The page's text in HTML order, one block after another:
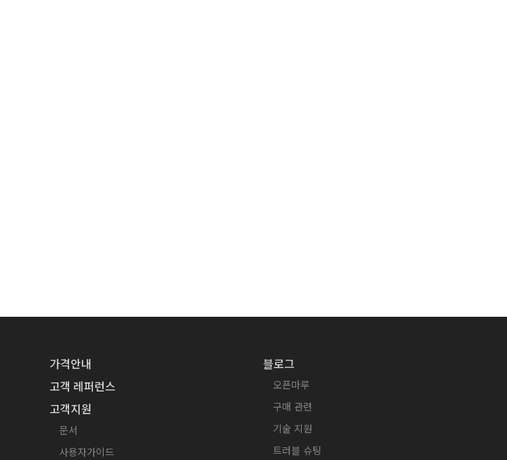
가격안내
고객 레퍼런스
고객지원
문서
사용자가이드
블로그
오픈마루
구매 관련
기술 지원
트러블 슈팅